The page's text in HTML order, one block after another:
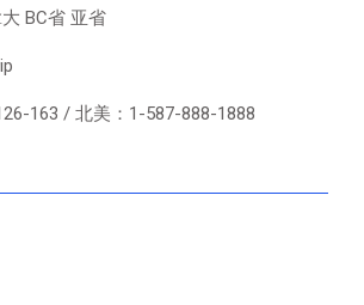
BC省 亚省
中国：4008-126-163 / 北美：1-587-888-1888